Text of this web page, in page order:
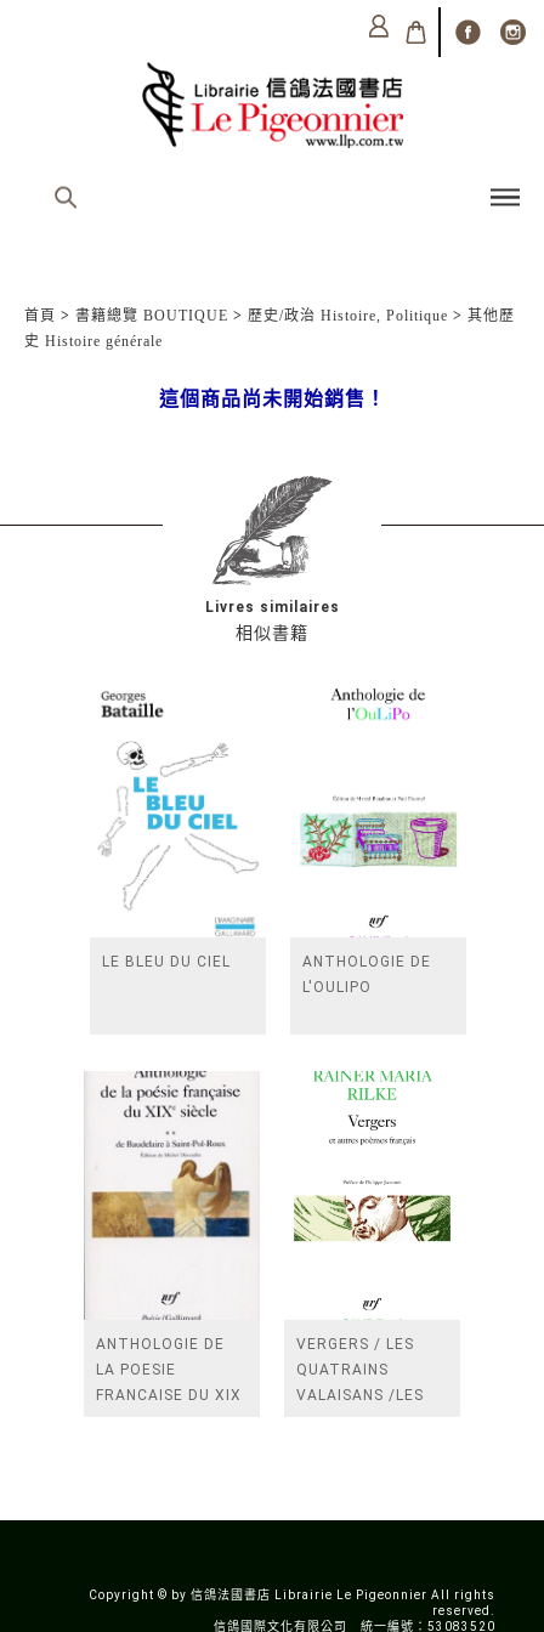
首頁 > 書籍總覽 BOUTIQUE > 歷史/政治 Histoire, Politique > 其他歷
史 Histoire générale
這個商品尚未開始銷售！
相似書籍
Livres similaires
LE BLEU DU CIEL
ANTHOLOGIE DE
L'OULIPO
ANTHOLOGIE DE
LA POESIE
FRANCAISE DU XIX
VERGERS / LES
QUATRAINS
VALAISANS /LES
Copyright © by 信鴿法國書店 Librairie Le Pigeonnier All rights
reserved.
信鴿國際文化有限公司 統一編號：53083520